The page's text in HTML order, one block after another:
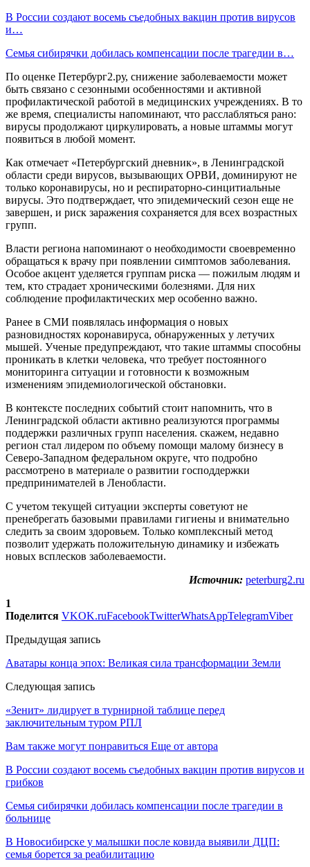
В России создают восемь съедобных вакцин против вирусов
и…
Семья сибирячки добилась компенсации после трагедии в…
По оценке Петербург2.ру, снижение заболеваемости может
быть связано с сезонными особенностями и активной
профилактической работой в медицинских учреждениях. В то
же время, специалисты напоминают, что расслабляться рано:
вирусы продолжают циркулировать, а новые штаммы могут
появиться в любой момент.
Как отмечает «Петербургский дневник», в Ленинградской
области среди вирусов, вызывающих ОРВИ, доминируют не
только коронавирусы, но и респираторно-синцитиальные
вирусы. Это подтверждает, что эпидемический сезон еще не
завершен, и риск заражения сохраняется для всех возрастных
групп.
Власти региона напоминают о необходимости своевременно
обращаться к врачу при появлении симптомов заболевания.
Особое акцент уделяется группам риска — пожилым людям и
тем, кто страдает хроническими болезнями. Для них
соблюдение профилактических мер особенно важно.
Ранее в СМИ появлялась информация о новых
разновидностях коронавируса, обнаруженных у летучих
мышей. Ученые предупреждают, что такие штаммы способны
проникать в клетки человека, что требует постоянного
мониторинга ситуации и готовности к возможным
изменениям эпидемиологической обстановки.
В контексте последних событий стоит напомнить, что в
Ленинградской области активно реализуются программы
поддержки различных групп населения. скажем, недавно
регион стал лидером по объему помощи малому бизнесу в
Северо-Западном федеральном округе, что подробно
рассмотрено в материале о развитии господдержки
предпринимателей в Ленобласти.
С учетом текущей ситуации эксперты советуют не
пренебрегать базовыми правилами гигиены и внимательно
следить за своим здоровьем. Только комплексный метод
позволит удержать положительную динамику и избежать
новых всплесков заболеваемости.
Источник: peterburg2.ru
1
Поделится VKOK.ruFacebookTwitterWhatsAppTelegramViber
Предыдущая запись
Аватары конца эпох: Великая сила трансформации Земли
Следующая запись
«Зенит» лидирует в турнирной таблице перед
заключительным туром РПЛ
Вам также могут понравиться Еще от автора
В России создают восемь съедобных вакцин против вирусов и
грибков
Семья сибирячки добилась компенсации после трагедии в
больнице
В Новосибирске у малышки после ковида выявили ДЦП:
семья борется за реабилитацию